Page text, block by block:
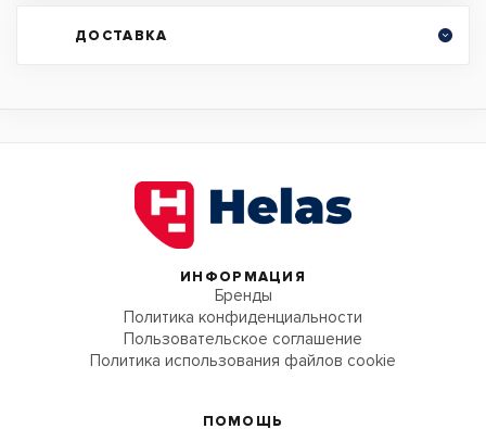
ДОСТАВКА
ИНФОРМАЦИЯ
Бренды
Политика конфиденциальности
Пользовательское соглашение
Политика использования файлов cookie
ПОМОЩЬ